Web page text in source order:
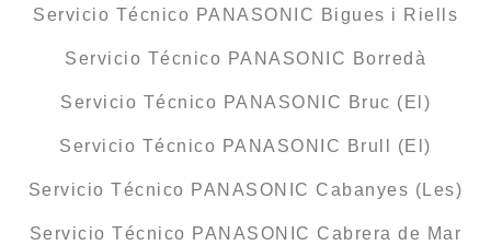
Servicio Técnico PANASONIC Bigues i Riells
Servicio Técnico PANASONIC Borredà
Servicio Técnico PANASONIC Bruc (El)
Servicio Técnico PANASONIC Brull (El)
Servicio Técnico PANASONIC Cabanyes (Les)
Servicio Técnico PANASONIC Cabrera de Mar